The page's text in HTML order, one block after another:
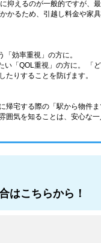
抑えるのが一般的ですが、
かるため、引越し料金や家
効率重視」の方に。
「QOL重視」の方に。 「
たりすることを防げます。
宅する際の「駅から物件
気を知ることは、安心な
はこちらから！